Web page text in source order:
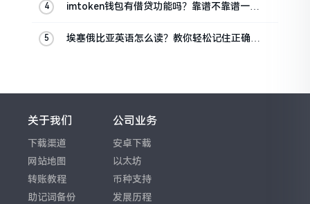
imtoken钱包有借贷功能吗？靠谱不靠谱一文
埃塞俄比亚英语怎么读？教你轻松记住正确发
关于我们
下载渠道
网站地图
转账教程
助记词备份
公司业务
安卓下载
以太坊
币种支持
发展历程